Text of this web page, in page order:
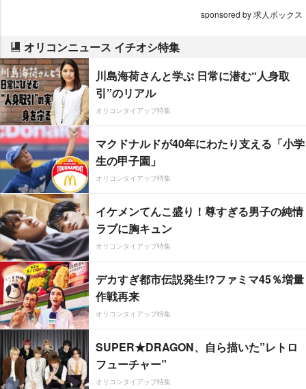
sponsored by 求人ボックス
オリコンニュース イチオシ特集
川島海荷さんと学ぶ 日常に潜む“人身取
引”のリアル
オリコンタイアップ特集
マクドナルドが40年にわたり支える「小学
生の甲子園」
オリコンタイアップ特集
イケメンてんこ盛り！尊すぎる男子の純情
ラブに胸キュン
オリコンタイアップ特集
デカすぎ都市伝説発生!?ファミマ45％増量
作戦再来
オリコンタイアップ特集
SUPER★DRAGON、自ら描いた”レトロ
フューチャー”
オリコンタイアップ特集